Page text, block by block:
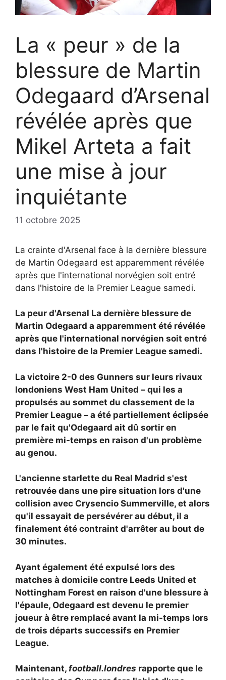
La « peur » de la
blessure de Martin
Odegaard d’Arsenal
révélée après que
Mikel Arteta a fait
une mise à jour
inquiétante
11 octobre 2025
La crainte d'Arsenal face à la dernière blessure
de Martin Odegaard est apparemment révélée
après que l'international norvégien soit entré
dans l'histoire de la Premier League samedi.
La peur d'Arsenal La dernière blessure de
Martin Odegaard a apparemment été révélée
après que l'international norvégien soit entré
dans l'histoire de la Premier League samedi.
La victoire 2-0 des Gunners sur leurs rivaux
londoniens West Ham United – qui les a
propulsés au sommet du classement de la
Premier League – a été partiellement éclipsée
par le fait qu'Odegaard ait dû sortir en
première mi-temps en raison d'un problème
au genou.
L'ancienne starlette du Real Madrid s'est
retrouvée dans une pire situation lors d'une
collision avec Crysencio Summerville, et alors
qu'il essayait de persévérer au début, il a
finalement été contraint d'arrêter au bout de
30 minutes.
Ayant également été expulsé lors des
matches à domicile contre Leeds United et
Nottingham Forest en raison d'une blessure à
l'épaule, Odegaard est devenu le premier
joueur à être remplacé avant la mi-temps lors
de trois départs successifs en Premier
League.
Maintenant, football.londres rapporte que le